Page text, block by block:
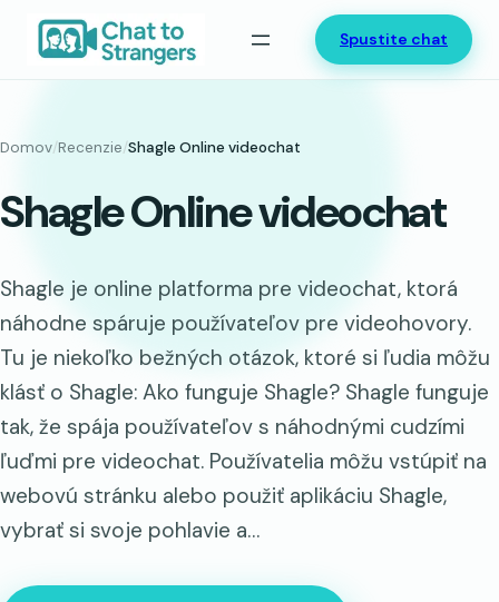
Prejsť
Spustite chat
Domov/Recenzie/Shagle Online videochat
Shagle Online videochat
Shagle je online platforma pre videochat, ktorá
náhodne spáruje používateľov pre videohovory.
Tu je niekoľko bežných otázok, ktoré si ľudia môžu
klásť o Shagle: Ako funguje Shagle? Shagle funguje
tak, že spája používateľov s náhodnými cudzími
ľuďmi pre videochat. Používatelia môžu vstúpiť na
webovú stránku alebo použiť aplikáciu Shagle,
vybrať si svoje pohlavie a…